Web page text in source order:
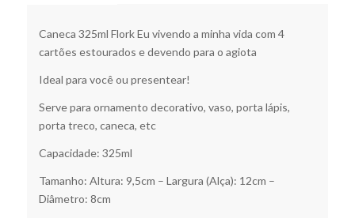
Caneca 325ml Flork Eu vivendo a minha vida com 4
cartões estourados e devendo para o agiota
Ideal para você ou presentear!
Serve para ornamento decorativo, vaso, porta lápis,
porta treco, caneca, etc
Capacidade: 325ml
Tamanho: Altura: 9,5cm – Largura (Alça): 12cm –
Diâmetro: 8cm